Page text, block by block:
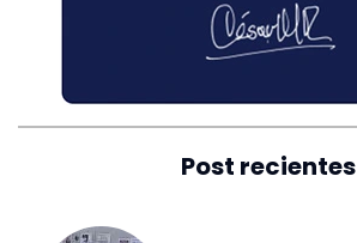
Post recientes